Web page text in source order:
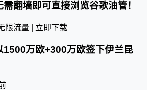
翻墙即可直接浏览谷歌油管！
限流量 | 立即下载
1500万欧+300万欧签下伊兰昆